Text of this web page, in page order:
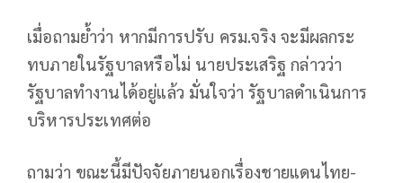
เมื่อถามย้ำว่า หากมีการปรับ ครม.จริง จะมีผลกระ
ทบภายในรัฐบาลหรือไม่ นายประเสริฐ กล่าวว่า
รัฐบาลทำงานได้อยู่แล้ว มั่นใจว่า รัฐบาลดำเนินการ
บริหารประเทศต่อ
ถามว่า ขณะนี้มีปัจจัยภายนอกเรื่องชายแดนไทย-